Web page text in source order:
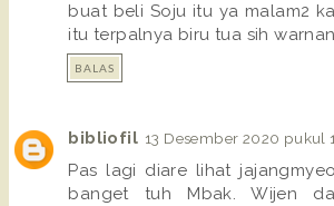
buat beli Soju itu ya malam2
itu terpalnya biru tua sih
BALAS
bibliofil 13 Desember 2020 pukul
Pas lagi diare lihat
banget tuh Mbak. Wijen